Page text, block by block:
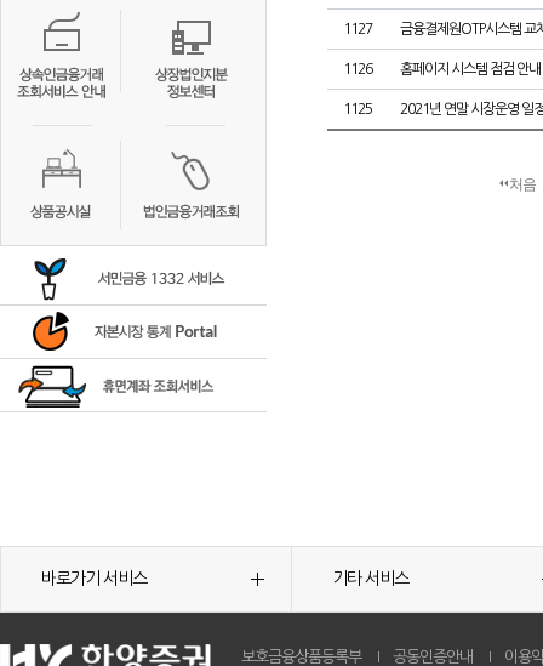
1127 금융결제원OTP시스템 교
1126 홈페이지 시스템 점검 안내
1125 2021년 연말 시장운영 일
처음
바로가기 서비스 기타 서비스
보호금융상품등록부 공동인증안내 이용